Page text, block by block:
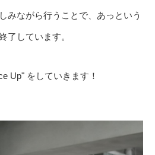
みながら行うことで、あっという
了しています。
Up" をしていきます！